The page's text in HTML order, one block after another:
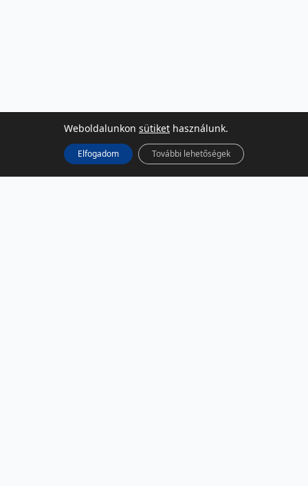
Weboldalunkon sütiket használunk.
Elfogadom További lehetőségek